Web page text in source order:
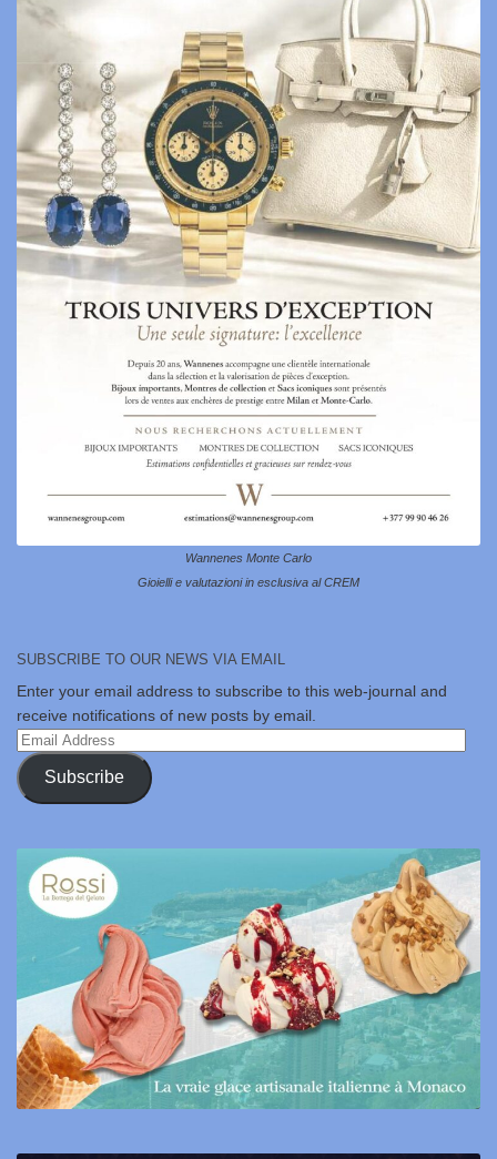
Wannenes Monte Carlo
Gioielli e valutazioni in esclusiva al CREM
SUBSCRIBE TO OUR NEWS VIA EMAIL
Enter your email address to subscribe to this web-journal and
receive notifications of new posts by email.
Email
Address
Subscribe